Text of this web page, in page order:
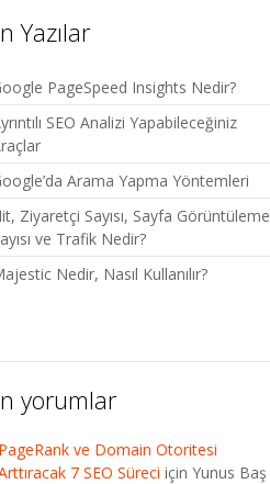
Yazılar
PageSpeed Insights Nedir?
SEO Analizi Yapabileceğiniz
Arama Yapma Yöntemleri
Ziyaretçi Sayısı, Sayfa Görüntüleme
ve Trafik Nedir?
Nedir, Nasıl Kullanılır?
yorumlar
PageRank ve Domain Otoritesi
7 SEO Süreci için Yunus Baş